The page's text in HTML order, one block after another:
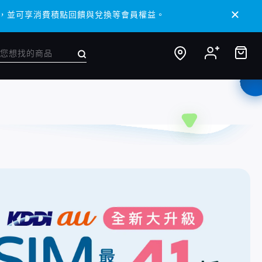
可享消費積點回饋與兌換等會員權益。
可享消費積點回饋與兌換等會員權益。